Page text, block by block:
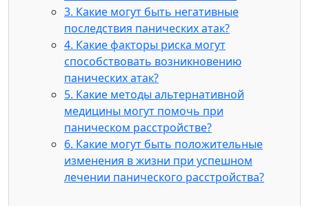
3. Какие могут быть негативные
последствия панических атак?
4. Какие факторы риска могут
способствовать возникновению
панических атак?
5. Какие методы альтернативной
медицины могут помочь при
паническом расстройстве?
6. Какие могут быть положительные
изменения в жизни при успешном
лечении панического расстройства?